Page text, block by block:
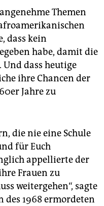
Themen
dass kein
habe, damit die
Und dass heutige
ihre Chancen der
Jahre zu
die nie eine Schule
für Euch
appellierte der
Frauen zu
weitergehen“, sagte
des 1968 ermordeten